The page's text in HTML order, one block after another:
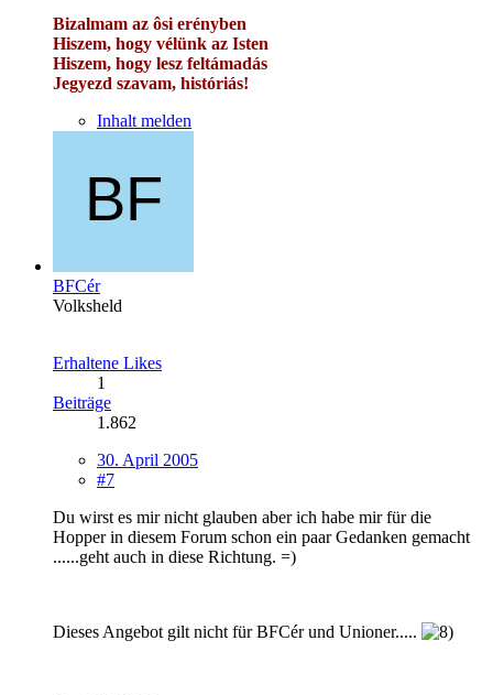
Bizalmam az ôsi erényben
Hiszem, hogy vélünk az Isten
Hiszem, hogy lesz feltámadás
Jegyezd szavam, históriás!
Inhalt melden
BFCér
Volksheld
Erhaltene Likes
1
Beiträge
1.862
30. April 2005
#7
Du wirst es mir nicht glauben aber ich habe mir für die
Hopper in diesem Forum schon ein paar Gedanken gemacht
......geht auch in diese Richtung. =)
Dieses Angebot gilt nicht für BFCér und Unioner.....